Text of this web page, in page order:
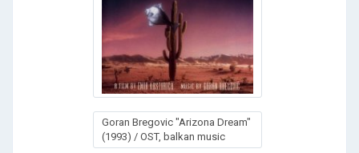
Goran Bregovic "Arizona Dream"
(1993) / OST, balkan music